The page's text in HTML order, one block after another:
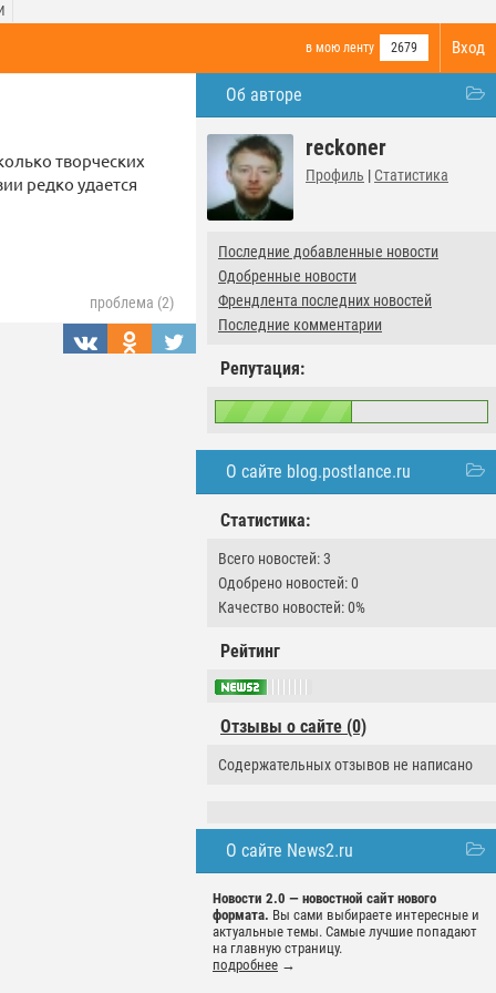
Вход
в мою ленту 2679
Об авторе
reckoner
Профиль | Статистика
Последние добавленные новости
Одобренные новости
Френдлента последних новостей
Последние комментарии
Репутация:
О сайте blog.postlance.ru
Статистика:
Всего новостей: 3
Одобрено новостей: 0
Качество новостей: 0%
Рейтинг
Отзывы о сайте (0)
Содержательных отзывов не написано
О сайте News2.ru
Новости 2.0 — новостной сайт нового
формата. Вы сами выбираете интересные и
актуальные темы. Самые лучшие попадают
на главную страницу.
подробнее →
творческих
редко удается
проблема (2)